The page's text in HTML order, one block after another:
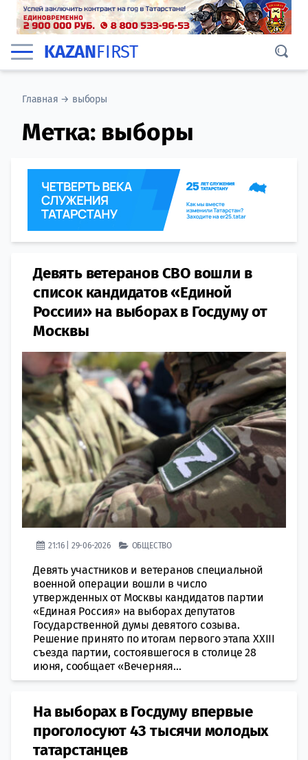
KAZANFIRST
Главная → выборы
Метка: выборы
Девять ветеранов СВО вошли в
список кандидатов «Единой
России» на выборах в Госдуму от
Москвы
21:16 | 29-06-2026 ОБЩЕСТВО
Девять участников и ветеранов специальной
военной операции вошли в число
утвержденных от Москвы кандидатов партии
«Единая Россия» на выборах депутатов
Государственной думы девятого созыва.
Решение принято по итогам первого этапа XXIII
съезда партии, состоявшегося в столице 28
июня, сообщает «Вечерняя...
На выборах в Госдуму впервые
проголосуют 43 тысячи молодых
татарстанцев